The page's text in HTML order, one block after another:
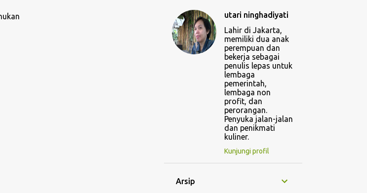
utari ninghadiyati
Lahir di Jakarta,
memiliki dua anak
perempuan dan
bekerja sebagai
penulis lepas untuk
lembaga
pemerintah,
lembaga non
profit, dan
perorangan.
Penyuka jalan-jalan
dan penikmati
kuliner.
Kunjungi profil
Arsip